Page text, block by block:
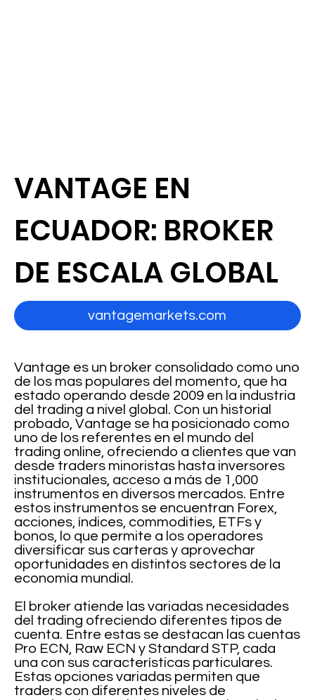
Vantage es un broker consolidado como uno
de los mas populares del momento, que ha
estado operando desde 2009 en la industria
del trading a nivel global. Con un historial
probado, Vantage se ha posicionado como
uno de los referentes en el mundo del
trading online, ofreciendo a clientes que van
desde traders minoristas hasta inversores
institucionales, acceso a más de 1,000
instrumentos en diversos mercados. Entre
estos instrumentos se encuentran Forex,
acciones, índices, commodities, ETFs y
bonos, lo que permite a los operadores
diversificar sus carteras y aprovechar
oportunidades en distintos sectores de la
economía mundial.
El broker atiende las variadas necesidades
del trading ofreciendo diferentes tipos de
cuenta. Entre estas se destacan las cuentas
Pro ECN, Raw ECN y Standard STP, cada
una con sus características particulares.
Estas opciones variadas permiten que
traders con diferentes niveles de
VANTAGE EN
ECUADOR: BROKER
DE ESCALA GLOBAL
vantagemarkets.com